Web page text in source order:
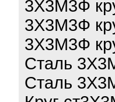
3Х3М3Ф
3Х3М3Ф
3Х3М3Ф
Сталь
Сталь